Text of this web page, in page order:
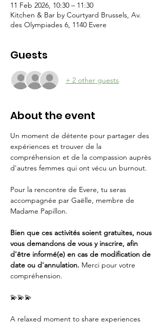
11 Feb 2026, 10:30 – 11:30
Kitchen & Bar by Courtyard Brussels, Av.
des Olympiades 6, 1140 Evere
Guests
+ 2 other guests
About the event
Un moment de détente pour partager des
expériences et trouver de la
compréhension et de la compassion auprès
d'autres femmes qui ont vécu un burnout.
Pour la rencontre de Evere, tu seras
accompagnée par Gaëlle, membre de
Madame Papillon.
Bien que ces activités soient gratuites, nous
vous demandons de vous y inscrire, afin
d'être informé(e) en cas de modification de
date ou d'annulation. Merci pour votre
compréhension.
💫💫💫
A relaxed moment to share experiences